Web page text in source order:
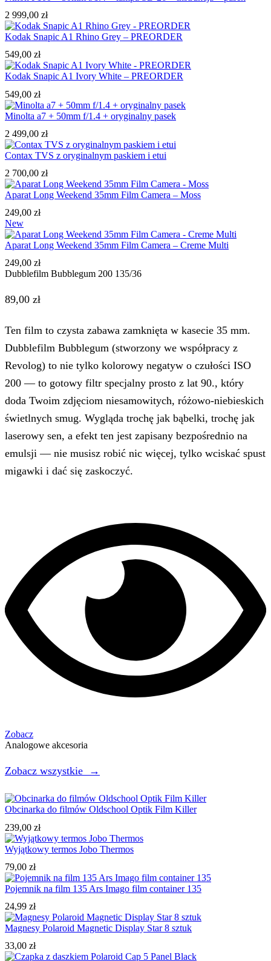
2 999,00 zł
Kodak Snapic A1 Rhino Grey – PREORDER
549,00 zł
Kodak Snapic A1 Ivory White – PREORDER
549,00 zł
Minolta a7 + 50mm f/1.4 + oryginalny pasek
2 499,00 zł
Contax TVS z oryginalnym paskiem i etui
2 700,00 zł
Aparat Long Weekend 35mm Film Camera – Moss
249,00 zł
New
Aparat Long Weekend 35mm Film Camera – Creme Multi
249,00 zł
Dubblefilm Bubblegum 200 135/36
89,00 zł
Ten film to czysta zabawa zamknięta w kasecie 35 mm.
Dubblefilm Bubblegum (stworzony we współpracy z
Revolog) to nie tylko kolorowy negatyw o czułości ISO
200 — to gotowy filtr specjalny prosto z lat 90., który
doda Twoim zdjęciom niesamowitych, różowo-niebieskich
świetlnych smug. Wygląda trochę jak bąbelki, trochę jak
laserowy sen, a efekt ten jest zapisany bezpośrednio na
emulsji — nie musisz robić nic więcej, tylko wciskać spust
migawki i dać się zaskoczyć.
Zobacz
Analogowe akcesoria
Zobacz wszystkie →
Obcinarka do filmów Oldschool Optik Film Killer
239,00 zł
Wyjątkowy termos Jobo Thermos
79,00 zł
Pojemnik na film 135 Ars Imago film container 135
24,99 zł
Magnesy Polaroid Magnetic Display Star 8 sztuk
33,00 zł